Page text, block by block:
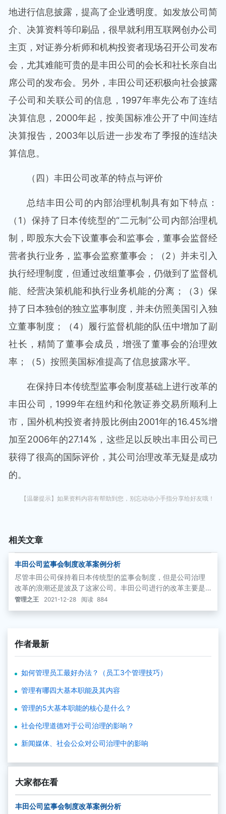
地进行信息披露，提高了企业透明度。如发放公司简
介、决算资料等印刷品，很早就利用互联网创办公司
主页，对证券分析师和机构投资者现场召开公司发布
会，尤其难能可贵的是丰田公司的会长和社长亲自出
席公司的发布会。另外，丰田公司还积极向社会披露
子公司和关联公司的信息，1997年率先公布了连结
决算信息，2000年起，按美国标准公开了中间连结
决算报告，2003年以后进一步发布了季报的连结决
算信息。
（四）丰田公司改革的特点与评价
总结丰田公司的内部治理机制具有如下特点：
（1）保持了日本传统型的“二元制”公司内部治理机
制，即股东大会下设董事会和监事会，董事会监督经
营者执行业务，监事会监察董事会；（2）并未引入
执行经理制度，但通过改组董事会，仍做到了监督机
能、经营决策机能和执行业务机能的分离；（3）保
持了日本独创的独立监事制度，并未仿照美国引入独
立董事制度；（4）履行监督机能的队伍中增加了副
社长，精简了董事会成员，增强了董事会的治理效
率；（5）按照美国标准提高了信息披露水平。
在保持日本传统型监事会制度基础上进行改革的
丰田公司，1999年在纽约和伦敦证券交易所顺利上
市，国外机构投资者持股比例由2001年的16.45%增
加至2006年的27.14%，这些足以反映出丰田公司已
获得了很高的国际评价，其公司治理改革无疑是成功
的。
【温馨提示】如果资料内容有帮助到您，别忘动动小手指分享给好友哦！
相关文章
丰田公司监事会制度改革案例分析
尽管丰田公司保持着日本传统型的监事会制度，但是公司治理
改革的浪潮还是波及了这家公司。丰田公司进行的改革主要是
将监督机能与经营决策机能彻底分开。
管理之王 2021-12-28 阅读 884
作者最新
如何管理员工最好办法？（员工3个管理技巧）
管理有哪四大基本职能及其内容
管理的5大基本职能的核心是什么？
社会伦理道德对于公司治理的影响？
新闻媒体、社会公众对公司治理中的影响
大家都在看
丰田公司监事会制度改革案例分析